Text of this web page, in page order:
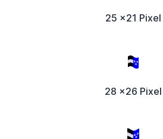
25 x21 Pixel
28 x26 Pixel